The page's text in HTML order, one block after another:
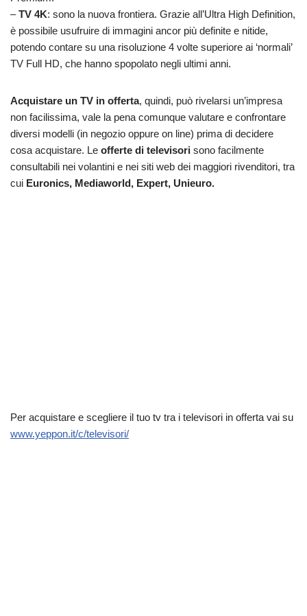
–TV 4K: sono la nuova frontiera. Grazie all’Ultra High Definition,
è possibile usufruire di immagini ancor più definite e nitide,
potendo contare su una risoluzione 4 volte superiore ai ‘normali’
TV Full HD, che hanno spopolato negli ultimi anni.
Acquistare un TV in offerta, quindi, può rivelarsi un’impresa
non facilissima, vale la pena comunque valutare e confrontare
diversi modelli (in negozio oppure on line) prima di decidere
cosa acquistare. Le offerte di televisori sono facilmente
consultabili nei volantini e nei siti web dei maggiori rivenditori, tra
cui Euronics, Mediaworld, Expert, Unieuro.
Per acquistare e scegliere il tuo tv tra i televisori in offerta vai su
www.yeppon.it/c/televisori/